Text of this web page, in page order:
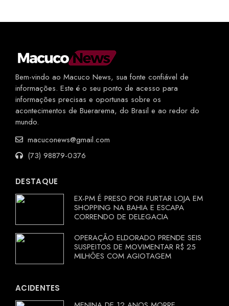
Bem-vindo ao Macuco News, sua fonte confiável de
informações. Este é o seu ponto de acesso para
informações precisas e oportunas sobre os
acontecimentos de Buerarema, do Brasil e ao redor do
mundo.
macuconews@gmail.com
(73) 98879-0376
DESTAQUE
EX-PM É PRESO POR FURTAR LOJA EM
SHOPPING NA BAHIA E ESCAPA
CORRENDO DE DELEGACIA
OPERAÇÃO ELDORADO PRENDE SEIS
SUSPEITOS DE MOVIMENTAR R$ 25
MILHÕES COM AGIOTAGEM
ACIDENTES